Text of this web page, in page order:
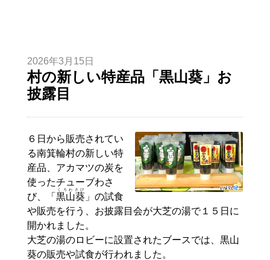
2026年3月15日
村の新しい特産品「黒山葵」お
披露目
６日から販売されてい
る南箕輪村の新しい特
産品、アカマツの炭を
使ったチューブわさ
び、「黒山葵
くろわさび
」の試食
や販売を行う、お披露目会が大芝の湯で１５日に
開かれました。
大芝の湯のロビーに設置されたブースでは、黒山
葵の販売や試食が行われました。